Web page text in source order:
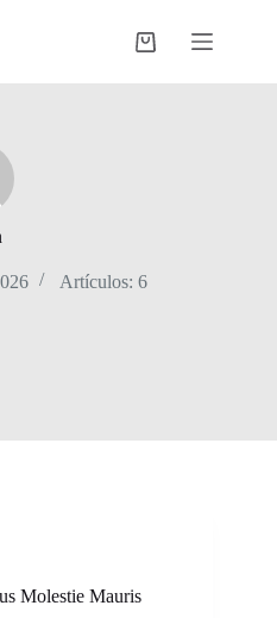
Carro
Artículos: 6
Molestie Mauris